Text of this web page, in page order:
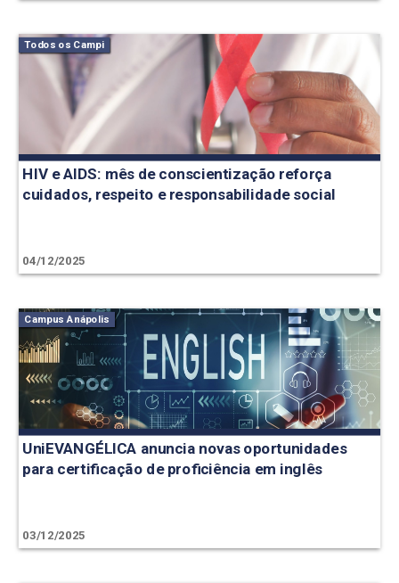
Todos os Campi
HIV e AIDS: mês de conscientização reforça
cuidados, respeito e responsabilidade social
04/12/2025
Campus Anápolis
UniEVANGÉLICA anuncia novas oportunidades
para certificação de proficiência em inglês
03/12/2025